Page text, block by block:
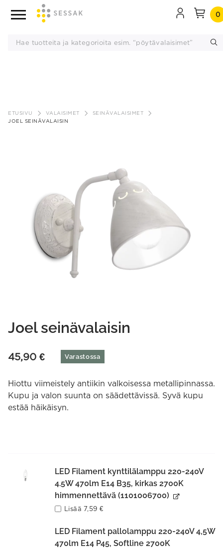
sisältöön
0
ETUSIVU VALAISIMET
SEINÄVALAISIMET
JOEL SEINÄVALAISIN
Joel seinävalaisin
45,90 € Varastossa
Hiottu viimeistely antiikin valkoisessa metallipinnassa.
Kupu ja valon suunta on säädettävissä. Syvä kupu
estää häikäisyn.
LED Filament kynttilälamppu 220-240V
4.5W 470lm E14 B35, kirkas 2700K
himmennettävä (1101006700)
Lisää 7,59 €
LED Filament pallolamppu 220-240V 4,5W
470lm E14 P45, Softline 2700K